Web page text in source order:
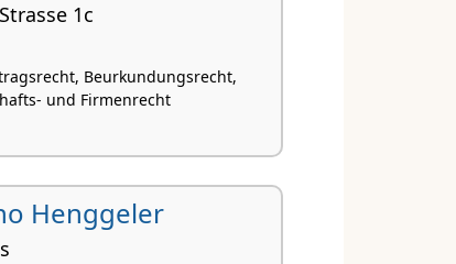
1c
Beurkundungsrecht,
und Firmenrecht
Henggeler